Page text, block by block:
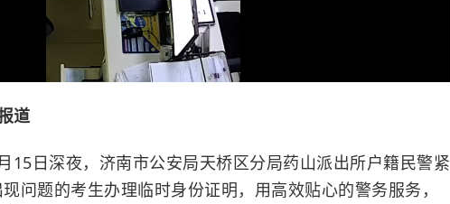
道
15日深夜，济南市公安局天桥区分局药山派出所户籍民警紧
问题的考生办理临时身份证明，用高效贴心的警务服务，